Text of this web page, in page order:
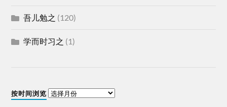
吾儿勉之 (120)
学而时习之 (1)
按时间浏览